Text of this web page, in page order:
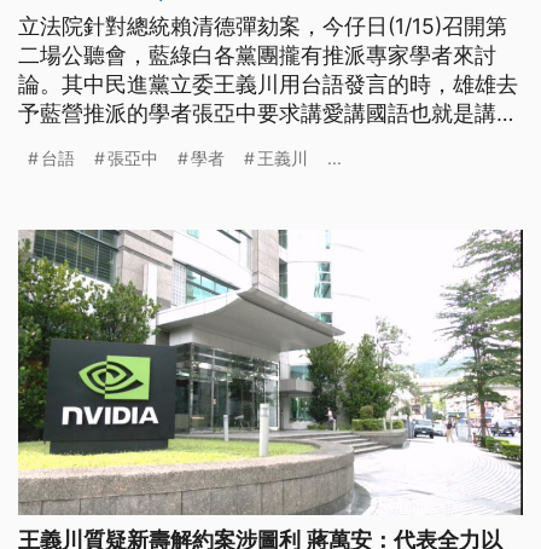
立法院針對總統賴清德彈劾案，今仔日(1/15)召開第
二場公聽會，藍綠白各黨團攏有推派專家學者來討
論。其中民進黨立委王義川用台語發言的時，雄雄去
予藍營推派的學者張亞中要求講愛講國語也就是講華
團體批評學者，毋但對國家語言法完全無了解，也要
文）
台語 張亞中 學者 王義川 ...
王義川質疑新壽解約案涉圖利 蔣萬安：代表全力以